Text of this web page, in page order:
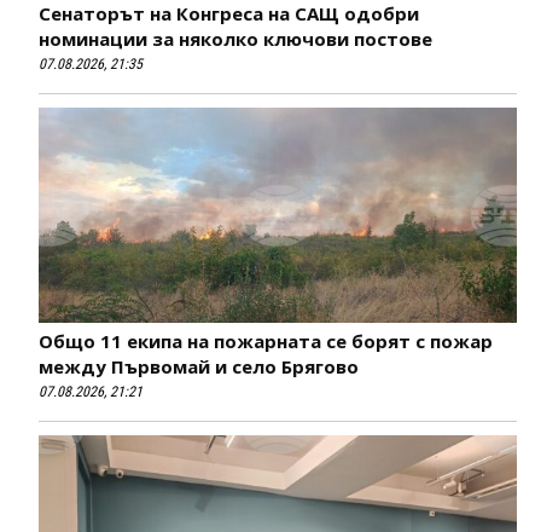
Сенаторът на Конгреса на САЩ одобри
номинации за няколко ключови постове
07.08.2026, 21:35
Общо 11 екипа на пожарната се борят с пожар
между Първомай и село Брягово
07.08.2026, 21:21